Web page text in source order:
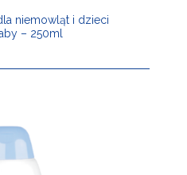
niemowląt i dzieci
– 250ml